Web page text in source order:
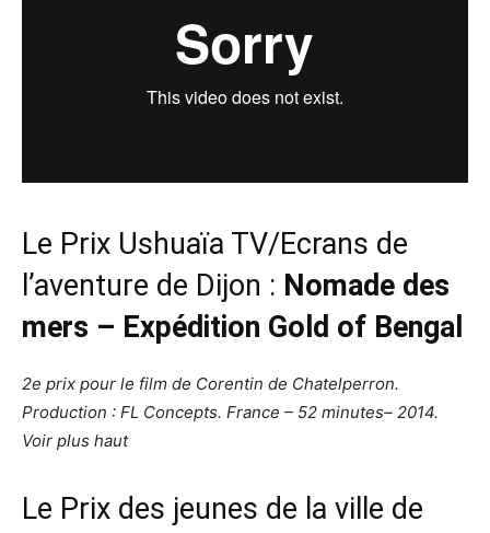
Le Prix Ushuaïa TV/Ecrans de
l’aventure de Dijon : Nomade des
mers – Expédition Gold of Bengal
2e prix pour le film de Corentin de Chatelperron.
Production : FL Concepts. France – 52 minutes– 2014.
Voir plus haut
Le Prix des jeunes de la ville de